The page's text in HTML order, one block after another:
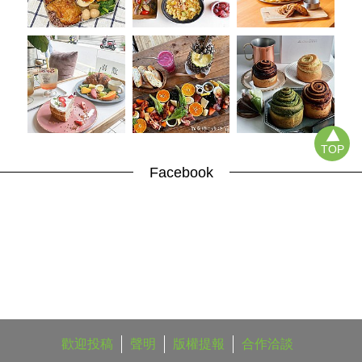
TOP
Facebook
歡迎投稿 聲明 版權提報 合作洽談